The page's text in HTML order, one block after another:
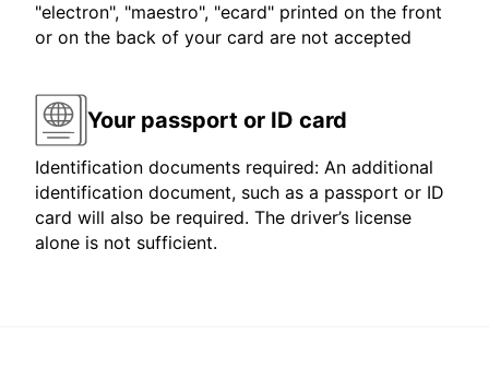
"electron", "maestro", "ecard" printed on the front
or on the back of your card are not accepted
Your passport or ID card
Identification documents required: An additional
identification document, such as a passport or ID
card will also be required. The driver’s license
alone is not sufficient.